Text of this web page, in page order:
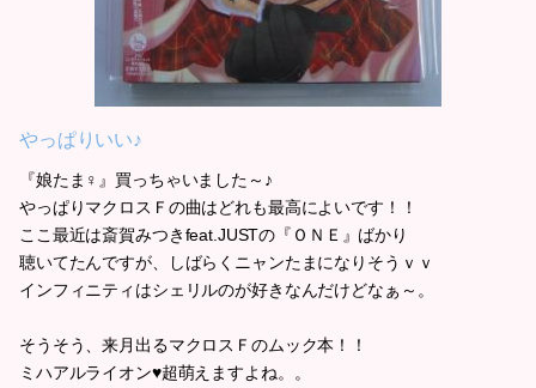
やっぱりいい♪
『娘たま♀』買っちゃいました～♪
やっぱりマクロスＦの曲はどれも最高によいです！！
ここ最近は斎賀みつきfeat.JUSTの『ＯＮＥ』ばかり
聴いてたんですが、しばらくニャンたまになりそうｖｖ
インフィニティはシェリルのが好きなんだけどなぁ～。
そうそう、来月出るマクロスＦのムック本！！
ミハアルライオン♥超萌えますよね。。